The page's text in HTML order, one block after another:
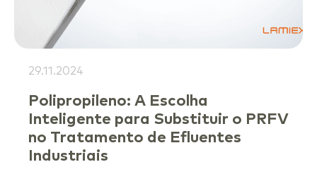
29.11.2024
Polipropileno: A Escolha
Inteligente para Substituir o PRFV
no Tratamento de Efluentes
Industriais